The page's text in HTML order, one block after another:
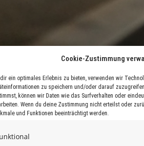
Cookie-Zustimmung
ein optimales Erlebnis zu bieten, verwenden wir
zu speichern und/oder darauf
können wir Daten wie das Surfverhalten oder
Wenn du deine Zustimmung nicht erteilst oder
und Funktionen beeinträchtigt werden.
/